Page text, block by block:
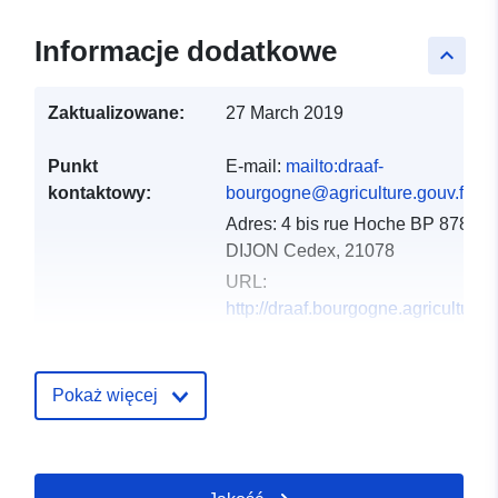
keyboard_arrow_up
Informacje dodatkowe
Zaktualizowane: 27 March 2019
Punkt
kontaktowy:
E-mail: mailto:draaf-
bourgogne@agriculture.gouv.fr
Adres: 4 bis rue Hoche BP 87865,
DIJON Cedex, 21078
URL:
http://
Pokaż więcej